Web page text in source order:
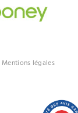
Mentions légales